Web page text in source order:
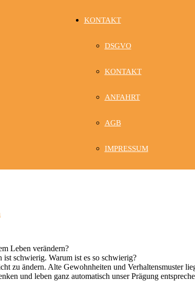
KONTAKT
DSGVO
KONTAKT
ANFAHRT
AGB
IMPRESSUM
Leben verändern?
ist schwierig. Warum ist es so schwierig?
zu ändern. Alte Gewohnheiten und Verhaltensmuster
und leben ganz automatisch unser Prägung